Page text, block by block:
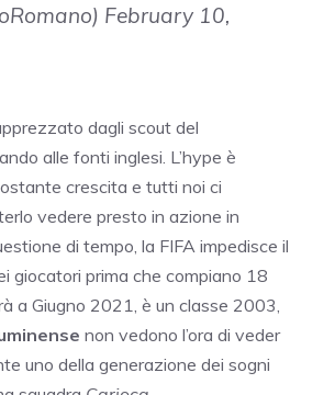
February 10,
dagli scout del
alle fonti inglesi. L’hype è
crescita e tutti noi ci
vedere presto in azione in
di tempo, la FIFA impedisce il
giocatori prima che compiano 18
a Giugno 2021, è un classe 2003,
non vedono l’ora di veder
uno della generazione dei sogni